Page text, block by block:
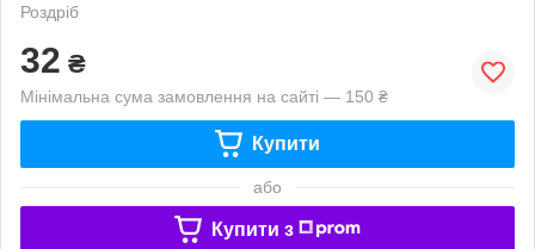
Роздріб
32 ₴
Мінімальна сума замовлення на сайті — 150 ₴
Купити
або
Купити з